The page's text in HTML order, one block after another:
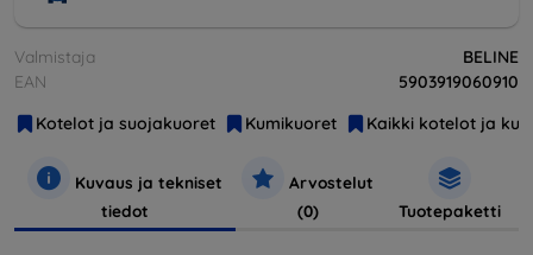
Valmistaja
BELINE
EAN
5903919060910
Kotelot ja suojakuoret
Kumikuoret Kaikki kotelot ja
Kuvaus ja tekniset
tiedot
Arvostelut
(0)
Tuotepaketti